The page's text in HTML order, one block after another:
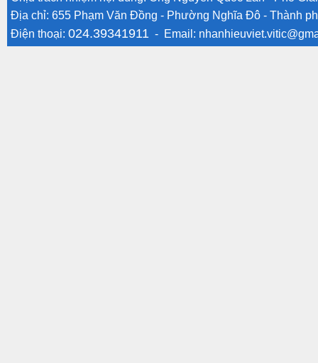
Địa chỉ: 655 Phạm Văn Đồng - Phường Nghĩa Đô - Thành
Điện thoại: 024.39341911 - Email: